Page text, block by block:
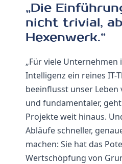
„Die
nicht trivial,
Hexenwerk.“
„Für viele Unternehmen
Intelligenz ein reines IT-
beeinflusst unser
und fundamentaler,
Projekte weit hinaus.
Abläufe schneller,
machen: Sie hat das
Wertschöpfung von